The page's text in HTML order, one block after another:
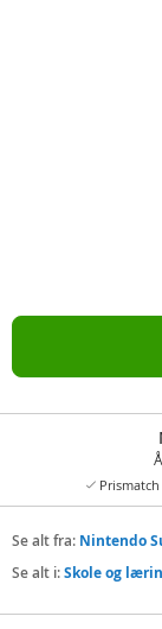
Prismatch
Se alt fra: Nintendo
Se alt i:Skole og